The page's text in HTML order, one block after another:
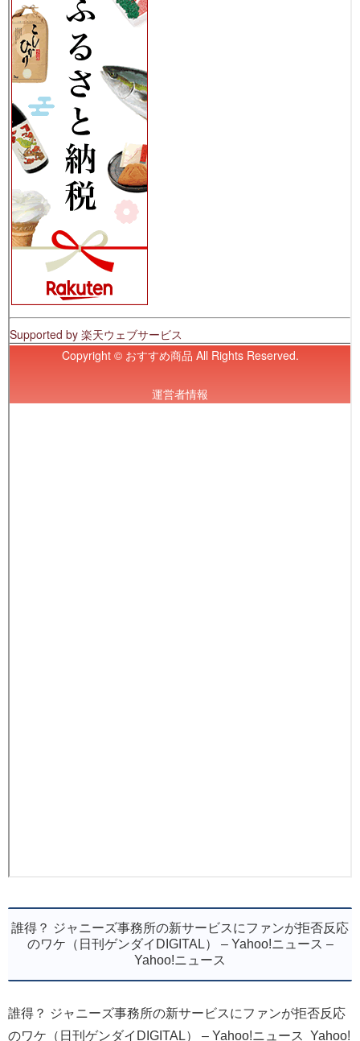
誰得？ ジャニーズ事務所の新サービスにファンが拒否反応
のワケ（日刊ゲンダイDIGITAL） – Yahoo!ニュース –
Yahoo!ニュース
誰得？ ジャニーズ事務所の新サービスにファンが拒否反応
のワケ（日刊ゲンダイDIGITAL） – Yahoo!ニュース Yahoo!